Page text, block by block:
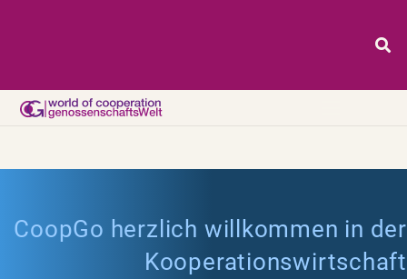
CoopGo herzlich willkommen in der
Kooperationswirtschaft